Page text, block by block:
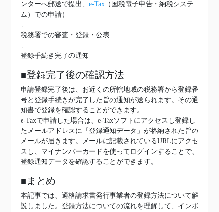
ンターへ郵送で提出、 e-Tax （国税電子申告・納税システ
ム）での申請）
↓
税務署での審査・登録・公表
↓
登録手続き完了の通知
■登録完了後の確認方法
申請登録完了後は、お近くの所轄地域の税務署から登録番
号と登録手続きが完了した旨の通知が送られます。その通
知書で登録を確認することができます。
e-Taxで申請した場合は、e-Taxソフトにアクセスし登録し
たメールアドレスに「登録通知データ」が格納された旨の
メールが届きます。メールに記載されているURLにアクセ
スし、マイナンバーカードを使ってログインすることで、
登録通知データを確認することができます。
■まとめ
本記事では、適格請求書発行事業者の登録方法について解
説しました。登録方法についての流れを理解して、インボ